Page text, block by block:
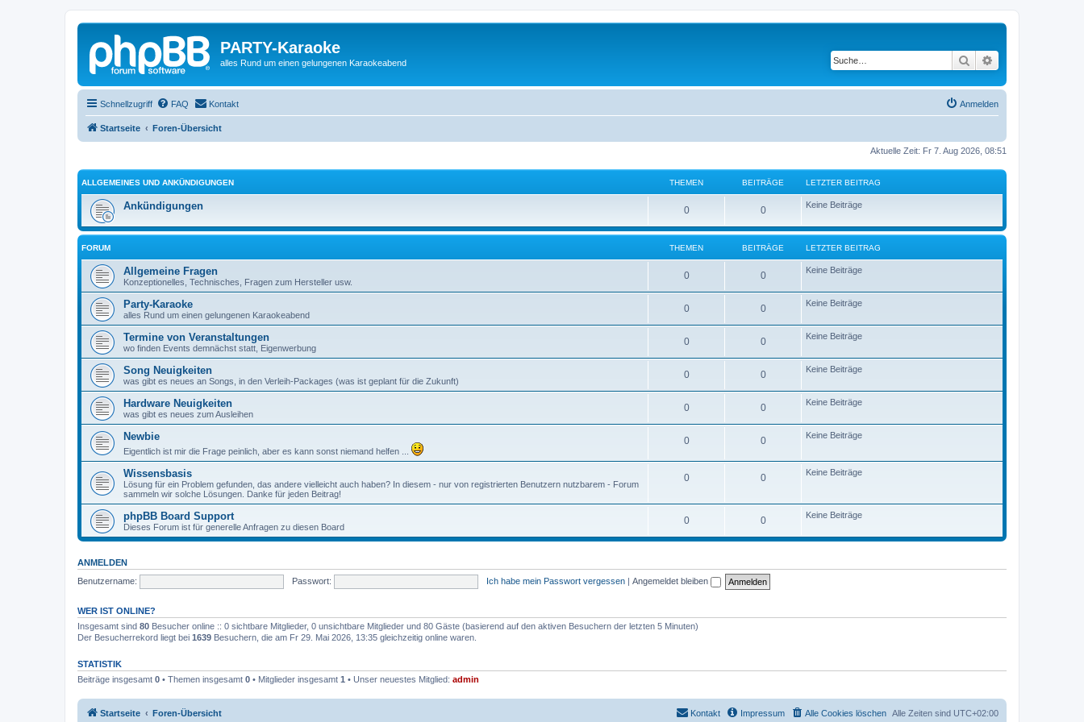
PARTY-Karaoke
alles Rund um einen gelungenen Karaokeabend Suche
Schnellzugriff FAQ Kontakt Anmelden
Startseite Foren-Übersicht
Aktuelle Zeit: Fr 7. Aug 2026, 08:51
ALLGEMEINES UND ANKÜNDIGUNGEN THEMEN BEITRÄGE LETZTER BEITRAG
Ankündigungen 0 0 Keine Beiträge
FORUM THEMEN BEITRÄGE LETZTER BEITRAG
Allgemeine Fragen
Konzeptionelles, Technisches, Fragen zum Hersteller usw.
0 0 Keine Beiträge
Party-Karaoke
alles Rund um einen gelungenen Karaokeabend
0 0 Keine Beiträge
Termine von Veranstaltungen
wo finden Events demnächst statt, Eigenwerbung
0 0 Keine Beiträge
Song Neuigkeiten
was gibt es neues an Songs, in den Verleih-Packages (was ist geplant für die Zukunft)
0 0 Keine Beiträge
Hardware Neuigkeiten
was gibt es neues zum Ausleihen
0 0 Keine Beiträge
Newbie
Eigentlich ist mir die Frage peinlich, aber es kann sonst niemand helfen ...
0 0 Keine Beiträge
Wissensbasis
Lösung für ein Problem gefunden, das andere vielleicht auch haben? In diesem - nur von registrierten Benutzern nutzbarem - Forum
sammeln wir solche Lösungen. Danke für jeden Beitrag!
0 0 Keine Beiträge
phpBB Board Support
Dieses Forum ist für generelle Anfragen zu diesen Board
0 0 Keine Beiträge
ANMELDEN
Benutzername:
Passwort: Ich habe mein Passwort vergessen | Angemeldet bleiben
WER IST ONLINE?
Insgesamt sind 80 Besucher online :: 0 sichtbare Mitglieder, 0 unsichtbare Mitglieder und 80 Gäste (basierend auf den aktiven Besuchern der letzten 5 Minuten)
Der Besucherrekord liegt bei 1639 Besuchern, die am Fr 29. Mai 2026, 13:35 gleichzeitig online waren.
STATISTIK
Beiträge insgesamt 0 • Themen insgesamt 0 • Mitglieder insgesamt 1 • Unser neuestes Mitglied: admin
Startseite Foren-Übersicht Alle Zeiten sind UTC+02:00
Alle Cookies löschen
Impressum
Kontakt